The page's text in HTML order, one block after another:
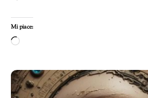
Mi piace:
Caricamento
corso…